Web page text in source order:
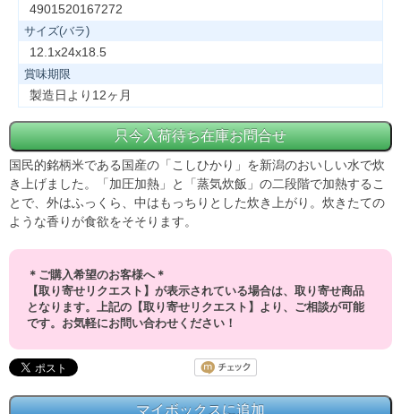
4901520167272
サイズ(バラ)
12.1x24x18.5
賞味期限
製造日より12ヶ月
国民的銘柄米である国産の「こしひかり」を新潟のおいしい水で炊
き上げました。「加圧加熱」と「蒸気炊飯」の二段階で加熱するこ
とで、外はふっくら、中はもっちりとした炊き上がり。炊きたての
ような香りが食欲をそそります。
＊ご購入希望のお客様へ＊
【取り寄せリクエスト】が表示されている場合は、取り寄せ商品
となります。上記の【取り寄せリクエスト】より、ご相談が可能
です。お気軽にお問い合わせください！